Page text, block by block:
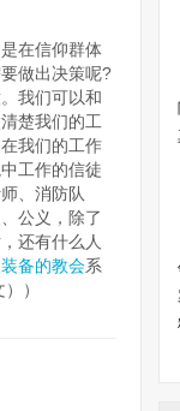
在信仰群体
做出决策呢?
我们可以和
楚我们的工
我们的工作
工作的信徒
、消防队
公义，除了
还有什么人
备的教会系
）